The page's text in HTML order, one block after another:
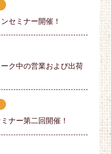
セミナー開催！
ク中の営業および出荷
ナー第二回開催！